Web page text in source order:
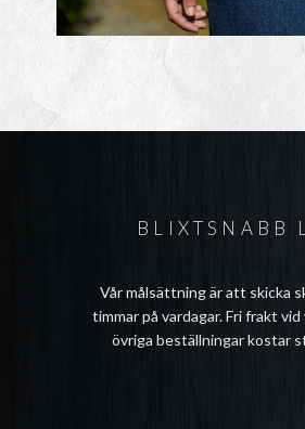
BLIXTSNABB
Vår målsättning är att skicka
timmar på vardagar. Fri frakt
övriga beställningar kostar